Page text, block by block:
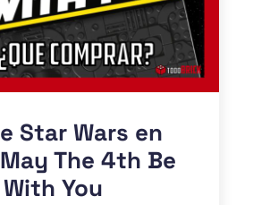
Star Wars en
May The 4th Be
With You